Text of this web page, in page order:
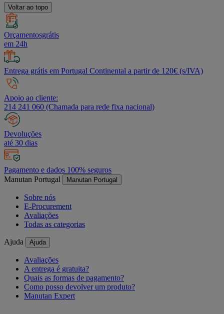
Voltar ao topo
Orçamentosgrátis
em 24h
Entrega grátis em Portugal Continental a partir de 120€ (s/IVA)
Apoio ao cliente:
214 241 060 (Chamada para rede fixa nacional)
Devoluções
até 30 dias
Pagamento e dados 100% seguros
Manutan Portugal
Manutan Portugal
Sobre nós
E-Procurement
Avaliações
Todas as categorias
Ajuda Ajuda
Avaliações
A entrega é gratuita?
Quais as formas de pagamento?
Como posso devolver um produto?
Manutan Expert